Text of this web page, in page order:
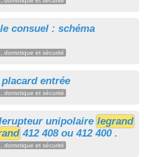
consuel : schéma
domotique et sécurité
entrée
domotique et sécurité
unipolaire legrand
412 408 ou 412 400 .
domotique et sécurité